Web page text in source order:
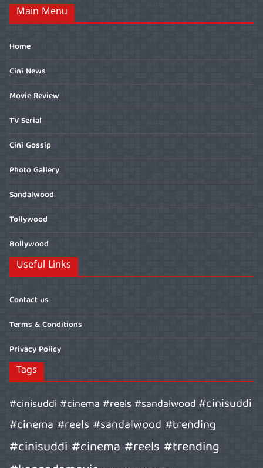
Main Menu
Home
Cini News
Movie Review
TV Serial
Cini Gossip
Photo Gallery
Sandalwood
Tollywood
Bollywood
Useful Links
Contact us
Terms & Conditions
Privacy Policy
Tags
#cinisuddi #cinema #reels #sandalwood#cinisuddi
#cinema #reels #sandalwood #trending
#cinisuddi #cinema #reels #trending